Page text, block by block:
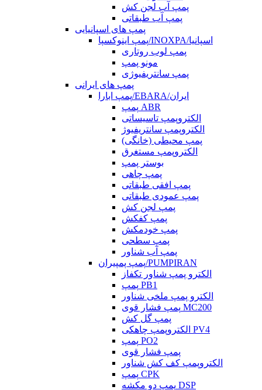
پمپ آب لجن کش
پمپ آب طبقاتی
پمپ های اسپانیایی
پمپ اینوکسپا/INOXPA/اسپانیا
پمپ لوب روتاری
مونو پمپ
پمپ سانتریفیوژی
پمپ های ایرانی
پمپ ابارا/EBARA/ایران
پمپ ABR
الکتروپمپ تاسیساتی
الکتروپمپ سانتریفیوژ
پمپ محیطی (خانگی)
الکتروپمپ مستغرق
بوستر پمپ
پمپ چاهی
پمپ افقی طبقاتی
پمپ عمودی طبقاتی
پمپ لجن کش
پمپ کفکش
پمپ خودمکش
پمپ سطحی
پمپ آب شناور
پمپ پمپیران/PUMPIRAN
الکترو پمپ شناور تکفاز
پمپ PB1
الکترو پمپ ملخی شناور
پمپ فشار قوی MC200
پمپ گل کش
الکتروپمپ چاهکی PV4
پمپ PO2
پمپ فشار قوی
الکتروپمپ کف کش شناور
پمپ CPK
پمپ دو مکشه DSP